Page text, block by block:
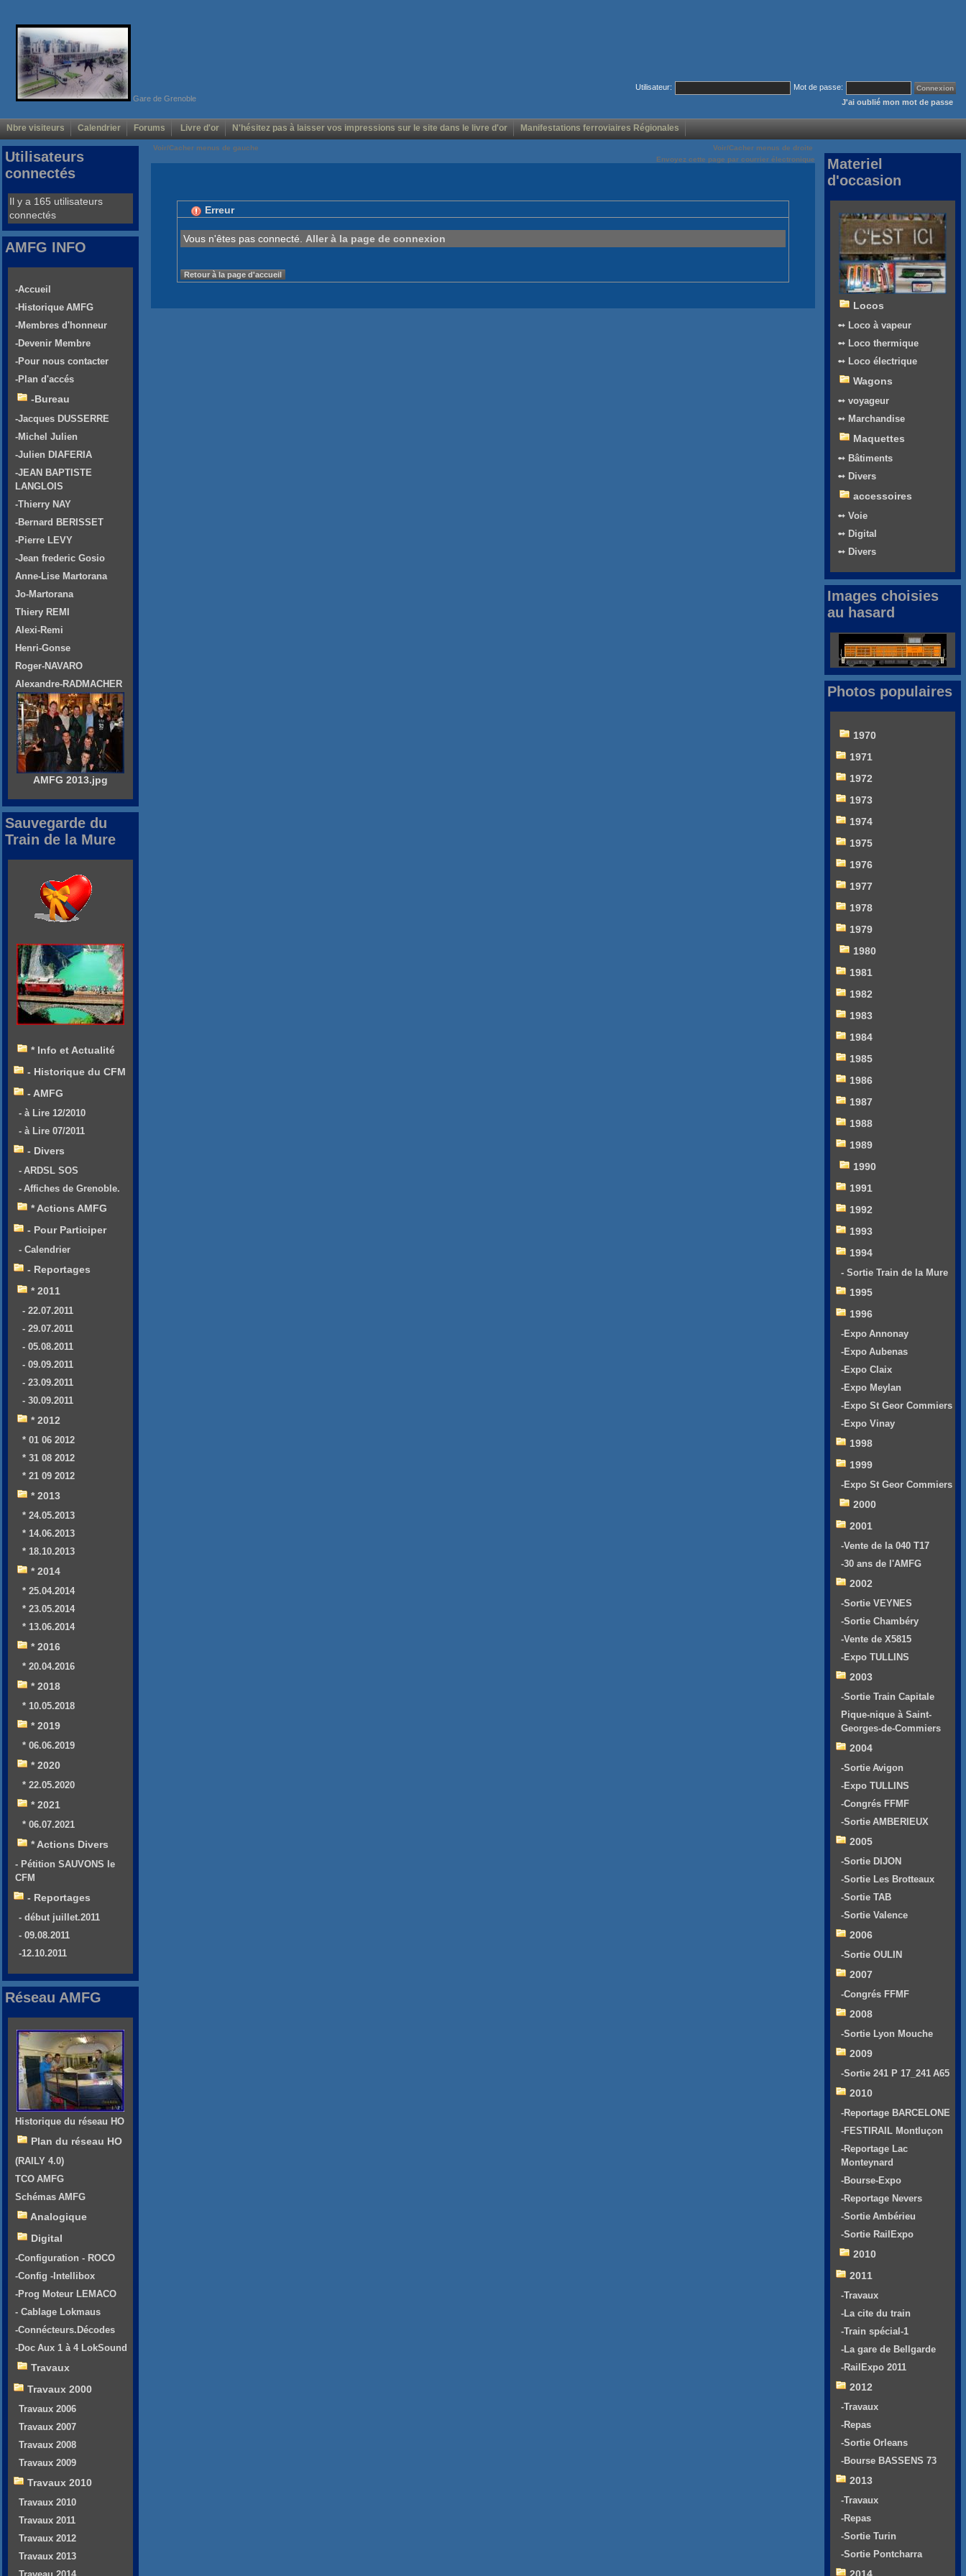
Gare de Grenoble
Utilisateur:
Mot de passe:
J'ai oublié mon mot de passe
Nbre visiteurs Calendrier Forums Livre d'or N'hésitez pas à laisser vos impressions sur le site dans le livre d'or Manifestations ferroviaires Régionales
Voir/Cacher menus de gauche
Voir/Cacher menus de droite
Envoyez cette page par courrier électronique
Erreur
Vous n'êtes pas connecté. Aller à la page de connexion
Retour à la page d'accueil
Utilisateurs
connectés
Il y a 165 utilisateurs
connectés
AMFG INFO
-Accueil
-Historique AMFG
-Membres d'honneur
-Devenir Membre
-Pour nous contacter
-Plan d'accés
-Bureau
-Jacques DUSSERRE
-Michel Julien
-Julien DIAFERIA
-JEAN BAPTISTE
LANGLOIS
-Thierry NAY
-Bernard BERISSET
-Pierre LEVY
-Jean frederic Gosio
Anne-Lise Martorana
Jo-Martorana
Thiery REMI
Alexi-Remi
Henri-Gonse
Roger-NAVARO
Alexandre-RADMACHER
AMFG 2013.jpg
Sauvegarde du
Train de la Mure
* Info et Actualité
- Historique du CFM
- AMFG
- à Lire 12/2010
- à Lire 07/2011
- Divers
- ARDSL SOS
- Affiches de Grenoble.
* Actions AMFG
- Pour Participer
- Calendrier
- Reportages
* 2011
- 22.07.2011
- 29.07.2011
- 05.08.2011
- 09.09.2011
- 23.09.2011
- 30.09.2011
* 2012
* 01 06 2012
* 31 08 2012
* 21 09 2012
* 2013
* 24.05.2013
* 14.06.2013
* 18.10.2013
* 2014
* 25.04.2014
* 23.05.2014
* 13.06.2014
* 2016
* 20.04.2016
* 2018
* 10.05.2018
* 2019
* 06.06.2019
* 2020
* 22.05.2020
* 2021
* 06.07.2021
* Actions Divers
- Pétition SAUVONS le
CFM
- Reportages
- début juillet.2011
- 09.08.2011
-12.10.2011
Réseau AMFG
Historique du réseau HO
Plan du réseau HO
(RAILY 4.0)
TCO AMFG
Schémas AMFG
Analogique
Digital
-Configuration - ROCO
-Config -Intellibox
-Prog Moteur LEMACO
- Cablage Lokmaus
-Connécteurs.Décodes
-Doc Aux 1 à 4 LokSound
Travaux
Travaux 2000
Travaux 2006
Travaux 2007
Travaux 2008
Travaux 2009
Travaux 2010
Travaux 2010
Travaux 2011
Travaux 2012
Travaux 2013
Materiel
d'occasion
Locos
➻ Loco à vapeur
➻ Loco thermique
➻ Loco électrique
Wagons
➻ voyageur
➻ Marchandise
Maquettes
➻ Bâtiments
➻ Divers
accessoires
➻ Voie
➻ Digital
➻ Divers
Images choisies
au hasard
Photos populaires
1970
1971
1972
1973
1974
1975
1976
1977
1978
1979
1980
1981
1982
1983
1984
1985
1986
1987
1988
1989
1990
1991
1992
1993
1994
- Sortie Train de la Mure
1995
1996
-Expo Annonay
-Expo Aubenas
-Expo Claix
-Expo Meylan
-Expo St Geor Commiers
-Expo Vinay
1998
1999
-Expo St Geor Commiers
2000
2001
-Vente de la 040 T17
-30 ans de l'AMFG
2002
-Sortie VEYNES
-Sortie Chambéry
-Vente de X5815
-Expo TULLINS
2003
-Sortie Train Capitale
Pique-nique à Saint-
Georges-de-Commiers
2004
-Sortie Avigon
-Expo TULLINS
-Congrés FFMF
-Sortie AMBERIEUX
2005
-Sortie DIJON
-Sortie Les Brotteaux
-Sortie TAB
-Sortie Valence
2006
-Sortie OULIN
2007
-Congrés FFMF
2008
-Sortie Lyon Mouche
2009
-Sortie 241 P 17_241 A65
2010
-Reportage BARCELONE
-FESTIRAIL Montluçon
-Reportage Lac
Monteynard
-Bourse-Expo
-Reportage Nevers
-Sortie Ambérieu
-Sortie RailExpo
2010
2011
-Travaux
-La cite du train
-Train spécial-1
-La gare de Bellgarde
-RailExpo 2011
2012
-Travaux
-Repas
-Sortie Orleans
-Bourse BASSENS 73
2013
-Travaux
-Repas
-Sortie Turin
-Sortie Pontcharra